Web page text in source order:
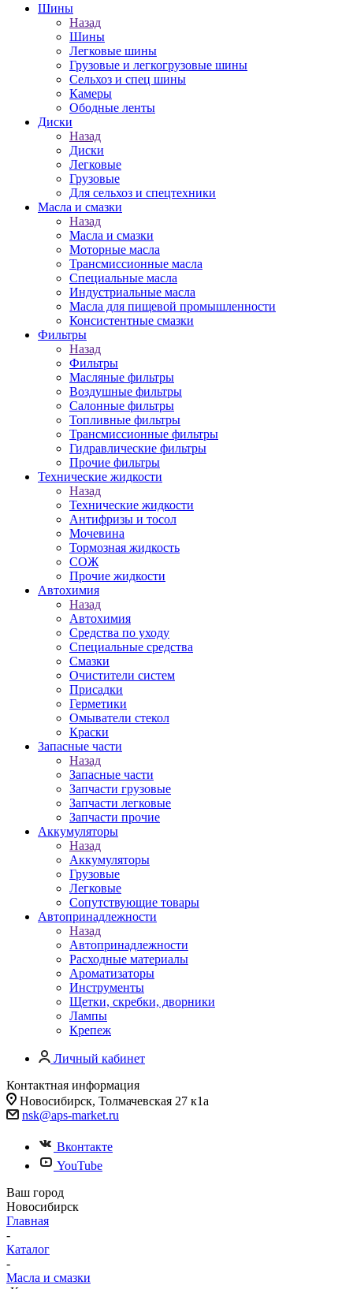
Шины
Назад
Шины
Легковые шины
Грузовые и легкогрузовые шины
Сельхоз и спец шины
Камеры
Ободные ленты
Диски
Назад
Диски
Легковые
Грузовые
Для сельхоз и спецтехники
Масла и смазки
Назад
Масла и смазки
Моторные масла
Трансмиссионные масла
Специальные масла
Индустриальные масла
Масла для пищевой промышленности
Консистентные смазки
Фильтры
Назад
Фильтры
Масляные фильтры
Воздушные фильтры
Салонные фильтры
Топливные фильтры
Трансмиссионные фильтры
Гидравлические фильтры
Прочие фильтры
Технические жидкости
Назад
Технические жидкости
Антифризы и тосол
Мочевина
Тормозная жидкость
СОЖ
Прочие жидкости
Автохимия
Назад
Автохимия
Средства по уходу
Специальные средства
Смазки
Очистители систем
Присадки
Герметики
Омыватели стекол
Краски
Запасные части
Назад
Запасные части
Запчасти грузовые
Запчасти легковые
Запчасти прочие
Аккумуляторы
Назад
Аккумуляторы
Грузовые
Легковые
Сопутствующие товары
Автопринадлежности
Назад
Автопринадлежности
Расходные материалы
Ароматизаторы
Инструменты
Щетки, скребки, дворники
Лампы
Крепеж
Личный кабинет
Контактная информация
Новосибирск, Толмачевская 27 к1а
nsk@aps-market.ru
Вконтакте
YouTube
Ваш город
Новосибирск
Главная
-
Каталог
-
Масла и смазки